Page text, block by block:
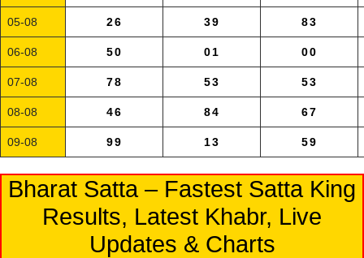
05-08 26 39 83
06-08 50 01 00
07-08 78 53 53
08-08 46 84 67
09-08 99 13 59
Bharat Satta – Fastest Satta King
Results, Latest Khabr, Live
Updates & Charts